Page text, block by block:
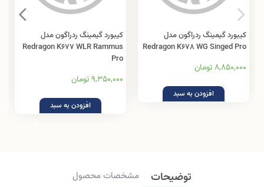
کیبورد گیمینگ ردراگون مدل
Redragon K678 WG Singed Pro
8,850,000 تومان
افزودن به سبد
کیبورد گیمینگ ردراگون مدل
Redragon K677 WLR Rammus
Pro
9,350,000 تومان
افزودن به سبد
توضیحات مشخصات محصول